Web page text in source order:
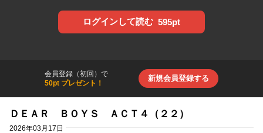
ログインして読む 595pt
会員登録（初回）で
50pt プレゼント！
新規会員登録する
ＤＥＡＲ ＢＯＹＳ ＡＣＴ４（２２）
2026年03月17日